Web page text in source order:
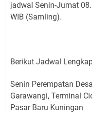
jadwal Senin-Jumat
WIB (Samling).
Berikut Jadwal
Senin Perempatan
Garawangi, Terminal
Pasar Baru Kuningan